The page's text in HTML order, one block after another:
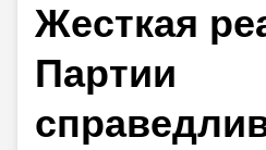
Жесткая
Партии